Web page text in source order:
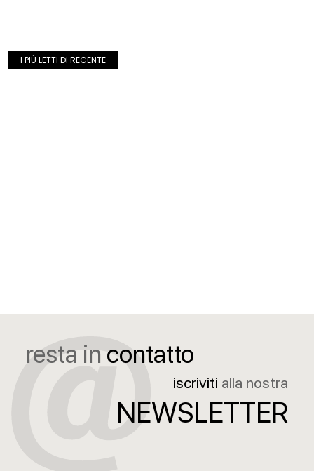
I PIÙ LETTI DI RECENTE
resta in contatto
iscriviti alla nostra
NEWSLETTER